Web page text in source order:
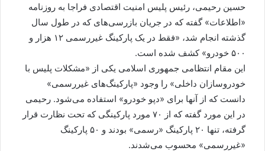
حسین رحیمی، رئیس پلیس امنیت اقتصادی فراجا به روزنامه
«اطلاعات» گفته که در جریان بازرسی‌های که در طول سال
گذشته انجام شد، «فقط در یک پارکینگ‌ غیررسمی ۱۲ هزار و
۵۰۰ خودرو» کشف شده است.
این مقام انتظامی جمهوری اسلامی یکی از «مشکلات پلیس با
خودروسازان داخلی» را وجود «پارکینگ‌های غیررسمی»
دانست که از آنها برای «دپو خودرو» استفاده می‌شود. رحیمی
در این مورد گفته که از ۷۰ مورد پارکینگی که تحت نظارت قرار
گرفته، تنها ۲۰ پارکینگ «رسمی» بودند و ۵۰ پارکینگ
«غیررسمی» محسوب می‌شدند.